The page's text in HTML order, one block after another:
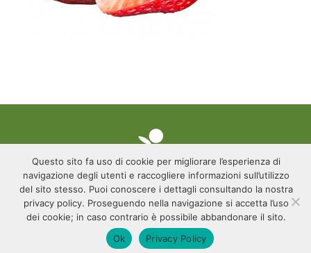
PRIVACY NEWSLETTER CONTATTI
Questo sito fa uso di cookie per migliorare l’esperienza di
navigazione degli utenti e raccogliere informazioni sull’utilizzo
del sito stesso. Puoi conoscere i dettagli consultando la nostra
privacy policy. Proseguendo nella navigazione si accetta l’uso
dei cookie; in caso contrario è possibile abbandonare il sito.
Ok
Privacy Policy